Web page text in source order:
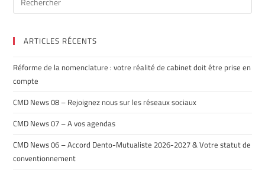
ARTICLES RÉCENTS
Réforme de la nomenclature : votre réalité de cabinet doit être prise en
compte
CMD News 08 – Rejoignez nous sur les réseaux sociaux
CMD News 07 – A vos agendas
CMD News 06 – Accord Dento-Mutualiste 2026-2027 & Votre statut de
conventionnement